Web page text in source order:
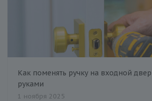
Как поменять ручку на входной
руками
1 ноября 2025